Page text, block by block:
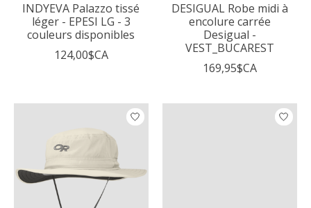
INDYEVA Palazzo tissé
léger - EPESI LG - 3
couleurs disponibles
124,00$CA
DESIGUAL Robe midi à
encolure carrée
Desigual -
VEST_BUCAREST
169,95$CA